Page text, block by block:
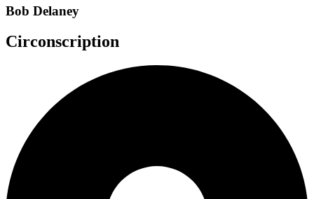
Bob Delaney
Circonscription